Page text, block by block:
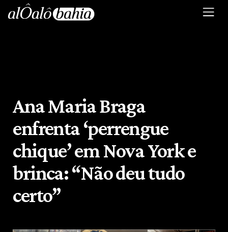
Ana Maria Braga
enfrenta ‘perrengue
chique’ em Nova York e
brinca: “Não deu tudo
certo”